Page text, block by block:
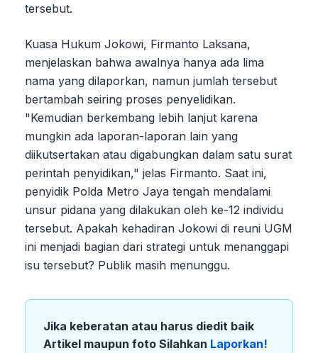
tersebut.
Kuasa Hukum Jokowi, Firmanto Laksana,
menjelaskan bahwa awalnya hanya ada lima
nama yang dilaporkan, namun jumlah tersebut
bertambah seiring proses penyelidikan.
"Kemudian berkembang lebih lanjut karena
mungkin ada laporan-laporan lain yang
diikutsertakan atau digabungkan dalam satu surat
perintah penyidikan," jelas Firmanto. Saat ini,
penyidik Polda Metro Jaya tengah mendalami
unsur pidana yang dilakukan oleh ke-12 individu
tersebut. Apakah kehadiran Jokowi di reuni UGM
ini menjadi bagian dari strategi untuk menanggapi
isu tersebut? Publik masih menunggu.
Jika keberatan atau harus diedit baik
Artikel maupun foto Silahkan Laporkan!